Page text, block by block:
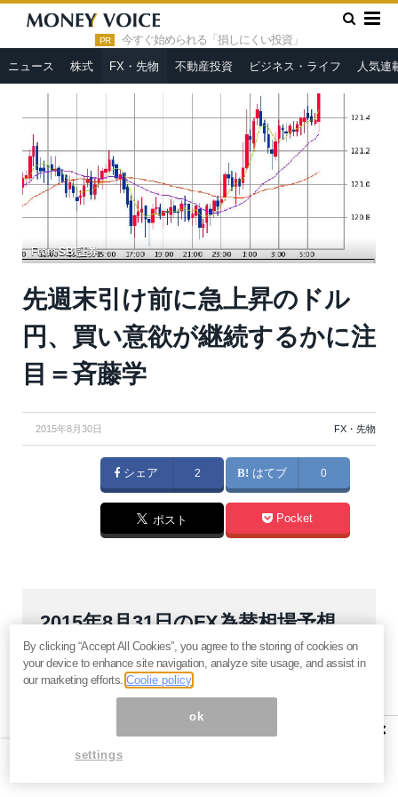
PR 今すぐ始められる「損しにくい投資」
ニュース 株式 FX・先物 不動産投資 ビジネス・ライフ 人気連
HOME » FX・先物 »
先週末引け前に急上昇のドル円、買い意
欲が継続するかに注目＝斉藤学
FromSBI証券
先週末引け前に急上昇のドル
円、買い意欲が継続するかに注
目＝斉藤学
2015年8月30日 FX・先物
シェア 2 はてブ 0
ポスト Pocket
2015年8月31日のFX為替相場予想
【強気材料】ドル高
【弱気材料】なし
×
By clicking “Accept All Cookies”, you agree to the storing of cookies on
your device to enhance site navigation, analyze site usage, and assist in
our marketing efforts.Coolie policy
ok
settings